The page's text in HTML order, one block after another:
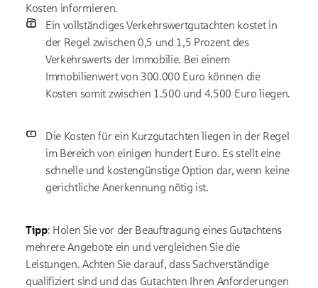
Kosten informieren.
Ein vollständiges Verkehrswertgutachten kostet in
der Regel zwischen 0,5 und 1,5 Prozent des
Verkehrswerts der Immobilie. Bei einem
Immobilienwert von 300.000 Euro können die
Kosten somit zwischen 1.500 und 4.500 Euro liegen.
Die Kosten für ein Kurzgutachten liegen in der Regel
im Bereich von einigen hundert Euro. Es stellt eine
schnelle und kostengünstige Option dar, wenn keine
gerichtliche Anerkennung nötig ist.
Tipp: Holen Sie vor der Beauftragung eines Gutachtens
mehrere Angebote ein und vergleichen Sie die
Leistungen. Achten Sie darauf, dass Sachverständige
qualifiziert sind und das Gutachten Ihren Anforderungen